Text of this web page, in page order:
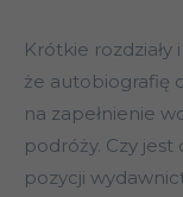
Krótkie rozdziały
że autobiografię
na zapełnienie
podróży. Czy
pozycji